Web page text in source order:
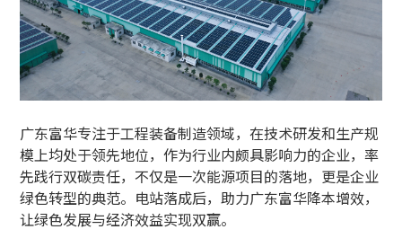
广东富华专注于工程装备制造领域，在技术研发和生产规
模上均处于领先地位，作为行业内颇具影响力的企业，率
先践行双碳责任，不仅是一次能源项目的落地，更是企业
绿色转型的典范。电站落成后，助力广东富华降本增效，
让绿色发展与经济效益实现双赢。